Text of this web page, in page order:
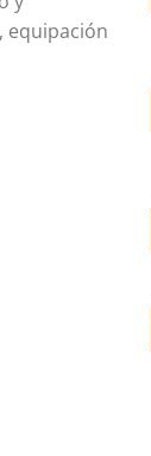
equipación